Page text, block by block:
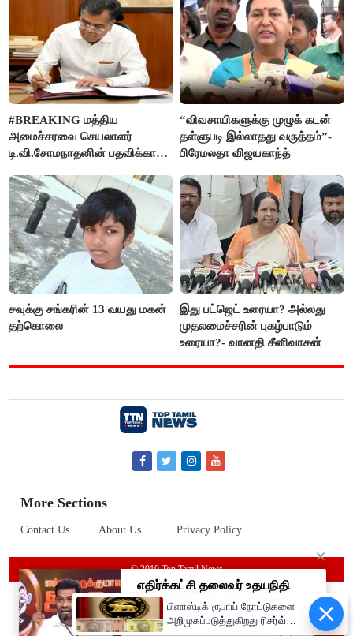
#BREAKING மத்திய
அமைச்சரவை செயலாளர்
டி.வி.சோமநாதனின் பதவிக்காலம்
“விவசாயிகளுக்கு முழுக் கடன்
தள்ளுபடி இல்லாதது வருத்தம்”-
பிரேமலதா விஜயகாந்த்
சவுக்கு சங்கரின் 13 வயது மகன்
தற்கொலை
இது பட்ஜெட் உரையா? அல்லது
முதலமைச்சரின் புகழ்பாடும்
உரையா?- வானதி சீனிவாசன்
More Sections
Contact Us About Us Privacy Policy
© 2019 Top Tamil News
பிளாஸ்டிக் ரூபாய் நோட்டுகளை
அறிமுகப்படுத்துகிறது ரிசர்வ்